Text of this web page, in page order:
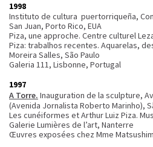
1998
Instituto de cultura puertorriqueña,
San Juan, Porto Rico, EUA
Piza, une approche. Centre culturel
Piza: trabalhos recentes. Aquarelas,
Moreira Salles, São Paulo
Galeria 111, Lisbonne, Portugal
1997
A Torre. Inauguration de la sculpture,
(Avenida Jornalista Roberto Marinho),
Les cunéiformes et Arthur Luiz Piza.
Galerie Lumières de l’art, Nanterre
Œuvres exposées chez Mme